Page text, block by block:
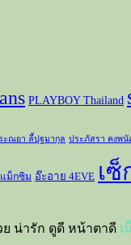
PLAYBOY Thailand
ะณยา ลี้ปฐมากุล ประภัสรา คงพนั
ม็กซิม อ๊ะอาย 4EVE เซ็
น่ารัก ดูดี หน้าตาดี เ